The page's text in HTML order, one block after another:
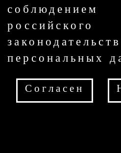
соблюдением
российского
персональных
Согласен